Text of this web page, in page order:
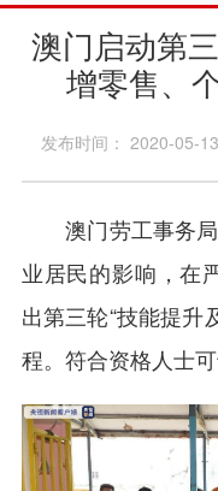
澳门启动第
增零售、
发布时间： 2020-05-13
澳门劳工事务局
业居民的影响，在
出第三轮“技能提升
程。符合资格人士